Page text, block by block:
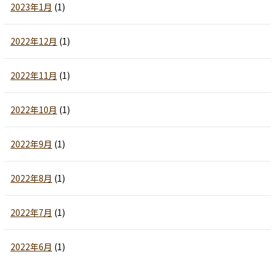
2023年1月 (1)
2022年12月 (1)
2022年11月 (1)
2022年10月 (1)
2022年9月 (1)
2022年8月 (1)
2022年7月 (1)
2022年6月 (1)